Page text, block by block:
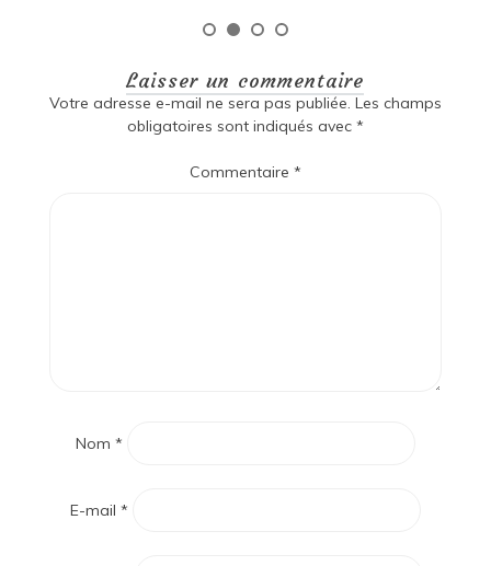
Laisser un commentaire
Votre adresse e-mail ne sera pas publiée. Les champs
obligatoires sont indiqués avec *
Commentaire *
Nom *
E-mail *